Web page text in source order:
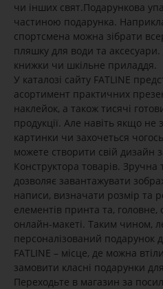
чи інших свят.Подарункова
частиною подарунка.
спортсмена можна зібрати
пляшку для води та
книжки чи шкільне приладдя.
У каталозі сайту FATLINE
асортимент практичних
наклейок, а також тисячі
продукції. Але навіть якщо не
картинки чи захочеться
можете створити свій дизайн
Конструктора товарів. Зручна
дозволяє завантажувати
написи, визначати розмір та
елементів принта та, головне,
онлайн-макеті. Таким чином,
персоналізований подарунок
FATLINE – місце, де можна
замовити класні подарунки
Переходьте в магазин за